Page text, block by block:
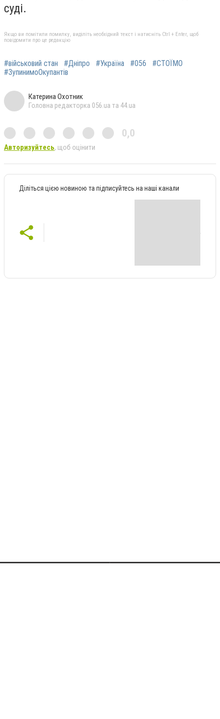
суді.
Якщо ви помітили помилку, виділіть необхідний текст і натисніть Ctrl + Enter, щоб
повідомити про це редакцію
#військовий стан #Дніпро #Україна #056
#СТОЇМО
#ЗупинимоОкупантів
Катерина Охотник
Головна редакторка 056.ua та 44.ua
0,0
Авторизуйтесь, щоб оцінити
Діліться цією новиною та підписуйтесь на наші канали